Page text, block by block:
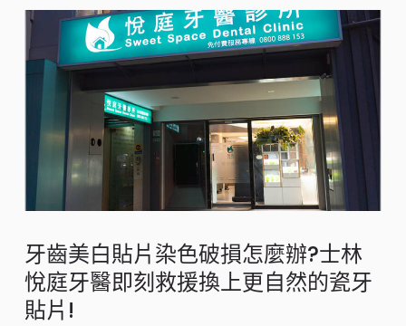
牙齒美白貼片染色破損怎麼辦?士林
悅庭牙醫即刻救援換上更自然的瓷牙
貼片!